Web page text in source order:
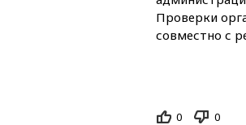
Проверки
совместно с
0 0